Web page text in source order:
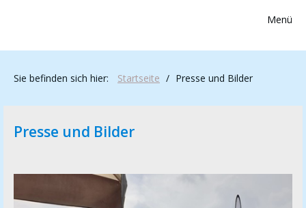
Menü
Sie befinden sich hier: Startseite / Presse und Bilder
Presse und Bilder